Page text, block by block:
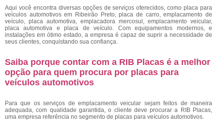
Aqui você encontra diversas opções de serviços oferecidos, como placa para
veículos automotivos em Ribeirão Preto, placa de carro, emplacamento de
veículo, placa automotiva, emplacadora mercosul, emplacamento veicular,
placa automotiva e placa de veículo. Com equipamentos modernos, e
instalações em ótimo estado, a empresa é capaz de suprir a necessidade de
seus clientes, conquistando sua confiança.
Saiba porque contar com a RIB Placas é a melhor
opção para quem procura por placas para
veículos automotivos
Para que os serviços de emplacamento veicular sejam feitos de maneira
adequada, com qualidade garantida, o cliente deve procurar a RIB Placas,
uma empresa referência no segmento de placas para veículos automotivos.